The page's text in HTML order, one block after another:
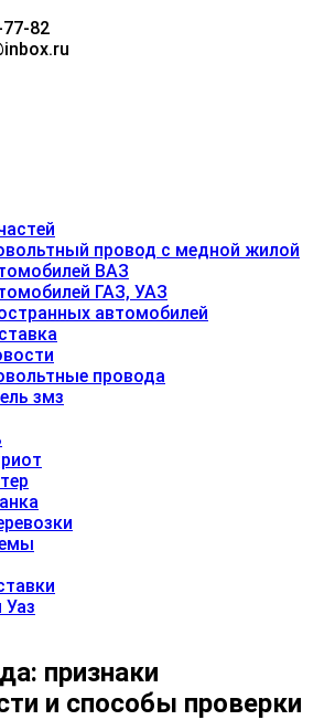
82
провод с медной жилой
ВАЗ
ГАЗ, УАЗ
автомобилей
провода
змз
Уаз
признаки
и способы проверки